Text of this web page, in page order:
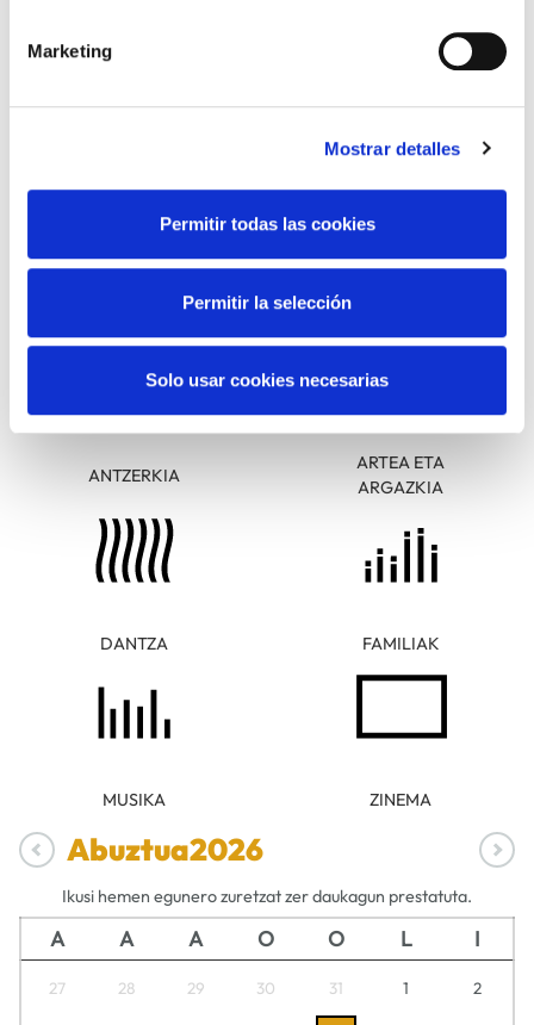
Marketing
Mostrar detalles
Permitir todas las cookies
Permitir la selección
Solo usar cookies necesarias
PARTEKATU IRAGANEKO GERTAERA
ARLOAK
ANTZERKIA
ARTEA ETA
ARGAZKIA
DANTZA FAMILIAK
MUSIKA ZINEMA
Abuztua2026
Ikusi hemen egunero zuretzat zer daukagun prestatuta.
A A A O O L I
27 28 29 30 31 1 2